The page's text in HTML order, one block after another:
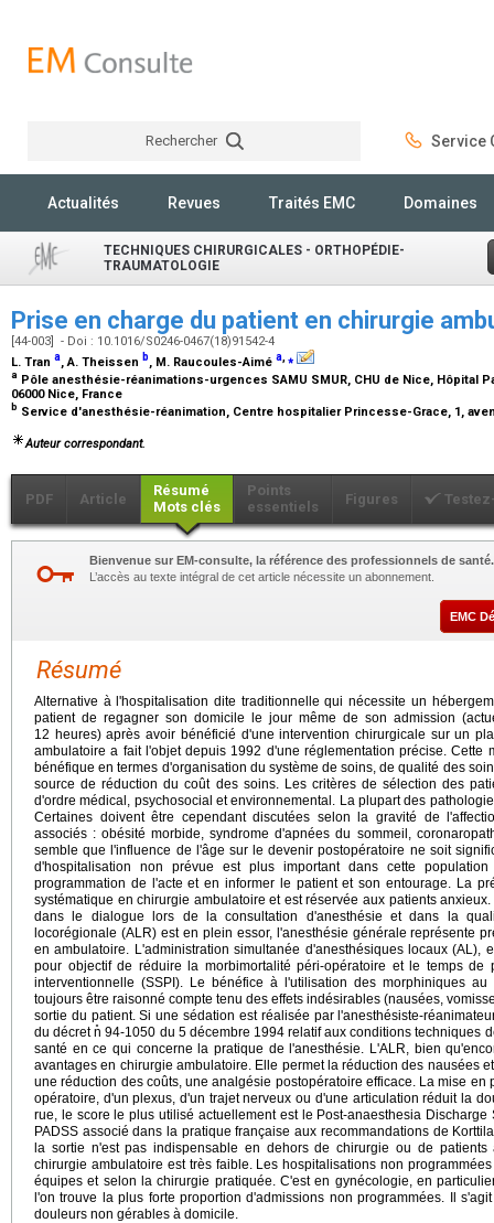
Rechercher Service
Actualités Revues Traités EMC Domaines
TECHNIQUES CHIRURGICALES - ORTHOPÉDIE-
TRAUMATOLOGIE
Prise en charge du patient en chirurgie
[44-003] - Doi : 10.1016/S0246-0467(18)91542-4
L. Tran a, A. Theissen b, M. Raucoules-Aimé a,⁎
a Pôle anesthésie-réanimations-urgences SAMU SMUR, CHU de Nice, Hôpital
06000 Nice, France
b Service d'anesthésie-réanimation, Centre hospitalier Princesse-Grace, 1,
Auteur correspondant.
PDF Article
Résumé
Mots clés
Points
essentiels
Figures
Bienvenue sur EM-consulte, la référence des professionnels de santé.
L’accès au texte intégral de cet article nécessite un abonnement.
EMC
Résumé
Alternative à l'hospitalisation dite traditionnelle qui nécessite un
patient de regagner son domicile le jour même de son admission
12 heures) après avoir bénéficié d'une intervention chirurgicale sur un
ambulatoire a fait l'objet depuis 1992 d'une réglementation précise. Cette
bénéfique en termes d'organisation du système de soins, de qualité des
source de réduction du coût des soins. Les critères de sélection des
d'ordre médical, psychosocial et environnemental. La plupart des
Certaines doivent être cependant discutées selon la gravité de
associés : obésité morbide, syndrome d'apnées du sommeil,
semble que l'influence de l'âge sur le devenir postopératoire ne soit
d'hospitalisation non prévue est plus important dans cette
programmation de l'acte et en informer le patient et son entourage. La
systématique en chirurgie ambulatoire et est réservée aux patients
dans le dialogue lors de la consultation d'anesthésie et dans la
locorégionale (ALR) est en plein essor, l'anesthésie générale représente
en ambulatoire. L'administration simultanée d'anesthésiques locaux (AL),
pour objectif de réduire la morbimortalité péri-opératoire et le temps de
interventionnelle (SSPI). Le bénéfice à l'utilisation des morphiniques
toujours être raisonné compte tenu des effets indésirables (nausées,
sortie du patient. Si une sédation est réalisée par l'anesthésiste-
du décret n̊ 94-1050 du 5 décembre 1994 relatif aux conditions techniques
santé en ce qui concerne la pratique de l'anesthésie. L'ALR, bien
avantages en chirurgie ambulatoire. Elle permet la réduction des nausées
une réduction des coûts, une analgésie postopératoire efficace. La mise
opératoire, d'un plexus, d'un trajet nerveux ou d'une articulation réduit la
rue, le score le plus utilisé actuellement est le Post-anaesthesia Discharge
PADSS associé dans la pratique française aux recommandations de
la sortie n'est pas indispensable en dehors de chirurgie ou de
chirurgie ambulatoire est très faible. Les hospitalisations non
équipes et selon la chirurgie pratiquée. C'est en gynécologie, en
l'on trouve la plus forte proportion d'admissions non programmées. Il
douleurs non gérables à domicile.